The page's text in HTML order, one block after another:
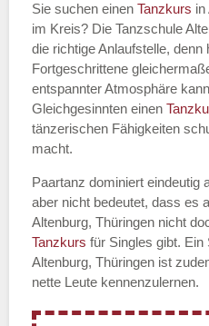
Sie suchen einen Tanzkurs in
im Kreis? Die Tanzschule
die richtige Anlaufstelle, denn
Fortgeschrittene
entspannter Atmosphäre
Gleichgesinnten einen
tänzerischen Fähigkeiten
macht.
Paartanz dominiert eindeutig
aber nicht bedeutet, dass es
Altenburg, Thüringen nicht
Tanzkurs für Singles gibt. Ein
Altenburg, Thüringen ist
nette Leute kennenzulernen.